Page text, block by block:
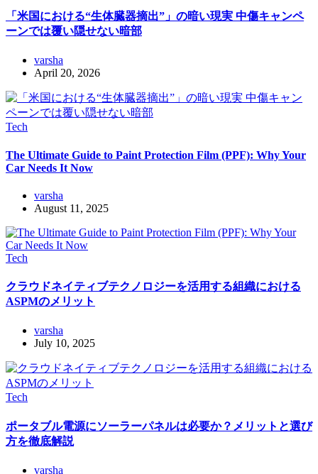
「米国における“生体臓器摘出”」の暗い現実 中傷キャンペ
ーンでは覆い隠せない暗部
varsha
April 20, 2026
Tech
The Ultimate Guide to Paint Protection Film (PPF): Why Your
Car Needs It Now
varsha
August 11, 2025
Tech
クラウドネイティブテクノロジーを活用する組織における
ASPMのメリット
varsha
July 10, 2025
Tech
ポータブル電源にソーラーパネルは必要か？メリットと選び
方を徹底解説
varsha